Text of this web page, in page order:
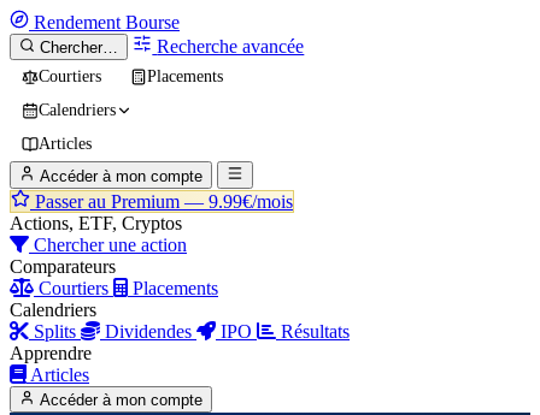
Rendement Bourse
Chercher… Recherche avancée
Courtiers
Placements
Calendriers
Articles
Accéder à mon compte
Passer au Premium — 9.99€/mois
Actions, ETF, Cryptos
Chercher une action
Comparateurs
Courtiers
Placements
Calendriers
Splits
Dividendes IPO
Résultats
Apprendre
Articles
Accéder à mon compte